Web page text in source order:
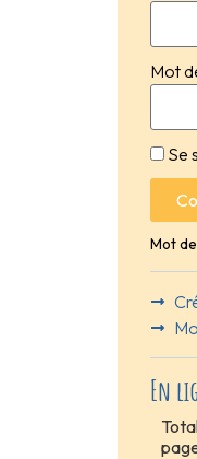
Mot
Se
Mot
En